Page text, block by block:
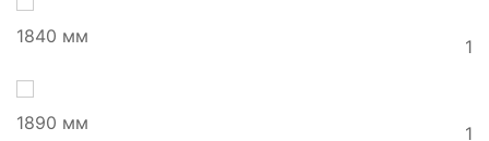
1840 мм 1
1890 мм 1